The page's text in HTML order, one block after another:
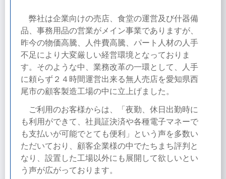
弊社は企業向けの売店、食堂の運営及び什器備
品、事務用品の営業がメイン事業でありますが、
昨今の物価高騰、人件費高騰、パート人材の人手
不足により大変厳しい経営環境となっておりま
す。そのような中、業務改革の一環として、人手
に頼らず２４時間運営出来る無人売店を愛知県西
尾市の顧客製造工場の中に立上げました。
ご利用のお客様からは、「夜勤、休日出勤時に
も利用ができて、社員証決済や各種電子マネーで
も支払いが可能でとても便利」という声を多数い
ただいており、顧客企業様の中でたちまち評判と
なり、設置した工場以外にも展開して欲しいとい
う声が広がっております。